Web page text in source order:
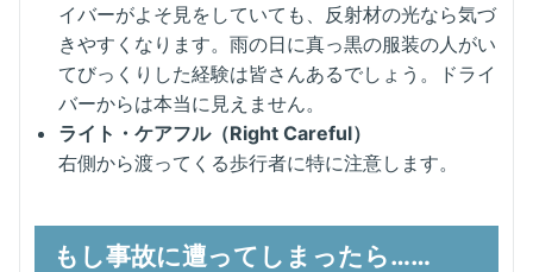
イバーがよそ見をしていても、反射材の光なら気づ
きやすくなります。雨の日に真っ黒の服装の人がい
てびっくりした経験は皆さんあるでしょう。ドライ
バーからは本当に見えません。
ライト・ケアフル（Right Careful）
右側から渡ってくる歩行者に特に注意します。
もし事故に遭ってしまったら……